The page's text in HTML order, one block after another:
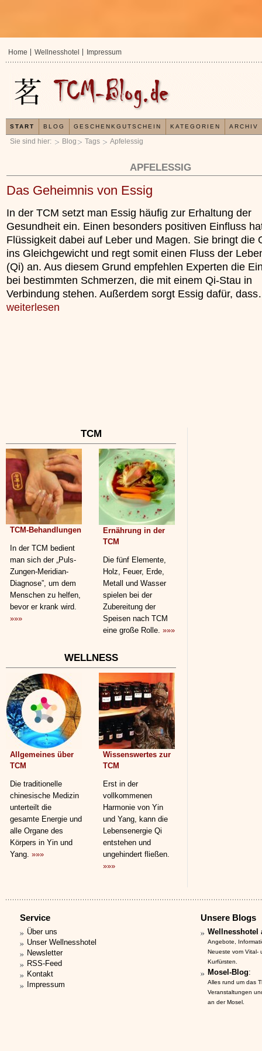
Sie sind hier: Blog Tags Apfelessig
APFELESSIG
Das Geheimnis von Essig
In der TCM setzt man Essig häufig zur Erhaltung der
Gesundheit ein. Einen besonders positiven Einfluss
Flüssigkeit dabei auf Leber und Magen. Sie bringt die
ins Gleichgewicht und regt somit einen Fluss der
(Qi) an. Aus diesem Grund empfehlen Experten die
bei bestimmten Schmerzen, die mit einem Qi-Stau in
Verbindung stehen. Außerdem sorgt Essig dafür,
weiterlesen
TCM
TCM-Behandlungen
In der TCM bedient
man sich der „Puls-
Zungen-Meridian-
Diagnose”, um dem
Menschen zu helfen,
bevor er krank wird.
»»»
Ernährung in der
TCM
Die fünf Elemente,
Holz, Feuer, Erde,
Metall und Wasser
spielen bei der
Zubereitung der
Speisen nach TCM
eine große Rolle. »»»
WELLNESS
Allgemeines über
TCM
Die traditionelle
chinesische Medizin
unterteilt die
gesamte Energie und
alle Organe des
Körpers in Yin und
Yang. »»»
Wissenswertes zur
TCM
Erst in der
vollkommenen
Harmonie von Yin
und Yang, kann die
Lebensenergie Qi
entstehen und
ungehindert fließen.
»»»
In der TCM sind
Organismus einem
unterliegt.
»»»
Home Wellnesshotel Impressum
START BLOG GESCHENKGUTSCHEIN KATEGORIEN ARCHIV
Service
Über uns
Unser Wellnesshotel
Newsletter
RSS-Feed
Kontakt
Impressum
Unsere Blogs
Wellnesshotel
Angebote,
Neueste vom Vital-
Kurfürsten.
Mosel-Blog:
Alles rund um das
Veranstaltungen
an der Mosel.